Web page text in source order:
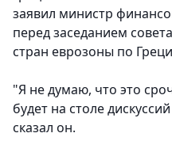
заявил министр
перед заседанием
стран еврозоны по
"Я не думаю, что это
будет на столе
сказал он.